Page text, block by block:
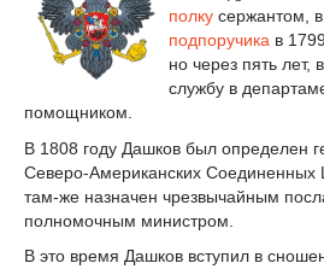
полку сержантом,
подпоручика в
но через пять лет,
службу в
помощником.
В 1808 году Дашков был определен
Северо-Американских Соединенных
там-же назначен чрезвычайным
полномочным министром.
В это время Дашков вступил в